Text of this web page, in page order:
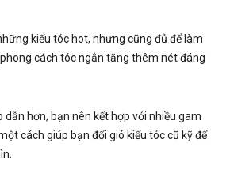
kiểu tóc hot, nhưng cũng đủ để làm
cách tóc ngắn tăng thêm nét đáng
dẫn hơn, bạn nên kết hợp với nhiều gam
cách giúp bạn đổi gió kiểu tóc cũ kỹ để